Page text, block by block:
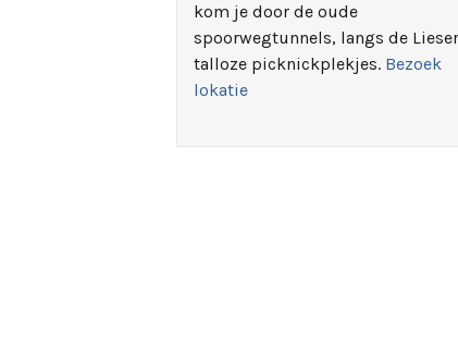
kom je door de oude
spoorwegtunnels, langs de
talloze picknickplekjes. Bezoek
lokatie